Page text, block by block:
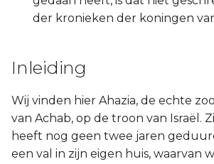
der kronieken der koningen
Inleiding
Wij vinden hier Ahazia, de echte
van Achab, op de troon van Israël.
heeft nog geen twee jaren
een val in zijn eigen huis, waarvan